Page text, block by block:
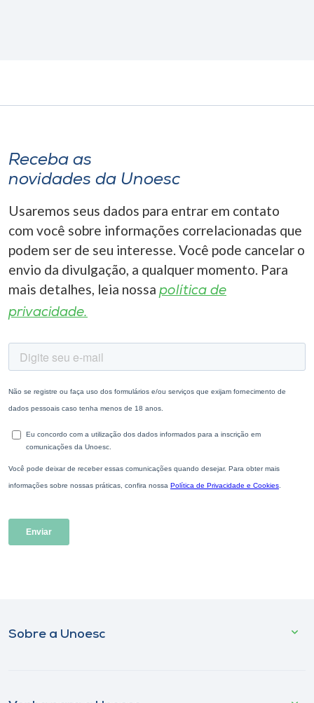
Receba as
novidades da Unoesc
Usaremos seus dados para entrar em contato
com você sobre informações correlacionadas que
podem ser de seu interesse. Você pode cancelar o
envio da divulgação, a qualquer momento. Para
mais detalhes, leia nossa política de
privacidade.
Sobre a Unoesc